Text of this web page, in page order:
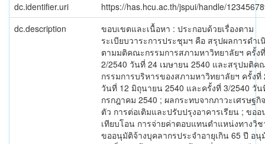
dc.identifier.uri
https://has.hcu.ac.th/jspui/handle/
dc.description
ขอบเขตและเนื้อหา : ประกอบด้วยเรื่องตาม
ระเบียบวาระการประชุมฯ คือ สรุปผลการดำเ
ตามมติคณะกรรมการสภามหาวิทยาลัยฯ ครั้งที่
2/2540 วันที่ 24 เมษายน 2540 และสรุปมติค
กรรมการบริหารของสภามหาวิทยาลัยฯ ครั้งที่
วันที่ 12 มิถุนายน 2540 และครั้งที่ 3/2540 วัน
กรกฎาคม 2540 ; ผลกระทบจากภาวะเศรษฐกิ
ตัว การต่อเติมและปรับปรุงอาคารเรียน ; ขอ
เทียบโอน การจ่ายค่าตอบแทนตำแหน่งทางวิช
ขออนุมัติจ้างบุคลากรประจำอายุเกิน 65 ปี อนุ